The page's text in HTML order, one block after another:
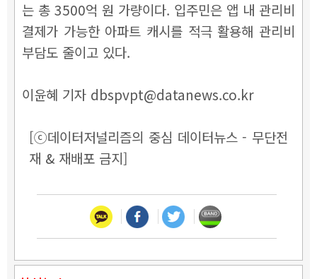
는 총 3500억 원 가량이다. 입주민은 앱 내 관리비
결제가 가능한 아파트 캐시를 적극 활용해 관리비
부담도 줄이고 있다.
이윤혜 기자 dbspvpt@datanews.co.kr
[ⓒ데이터저널리즘의 중심 데이터뉴스 - 무단전
재 & 재배포 금지]